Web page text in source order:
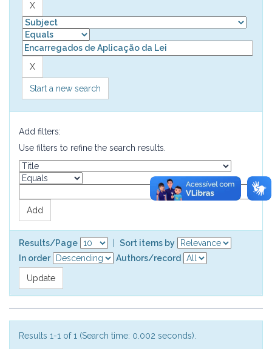
Start a new search
Add filters:
Use filters to refine the search results.
Results/Page
Sort items by
In order
Authors/record
Results 1-1 of 1 (Search time: 0.002 seconds).